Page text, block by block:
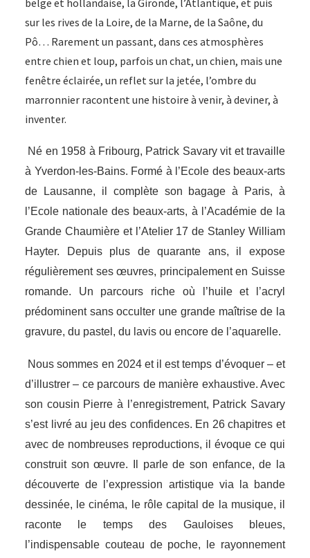
belge et hollandaise, la Gironde, l’Atlantique, et puis
sur les rives de la Loire, de la Marne, de la Saône, du
Pô… Rarement un passant, dans ces atmosphères
entre chien et loup, parfois un chat, un chien, mais une
fenêtre éclairée, un reflet sur la jetée, l’ombre du
marronnier racontent une histoire à venir, à deviner, à
inventer.
Né en 1958 à Fribourg, Patrick Savary vit et travaille
à Yverdon-les-Bains. Formé à l’Ecole des beaux-arts
de Lausanne, il complète son bagage à Paris, à
l’Ecole nationale des beaux-arts, à l’Académie de la
Grande Chaumière et l’Atelier 17 de Stanley William
Hayter. Depuis plus de quarante ans, il expose
régulièrement ses œuvres, principalement en Suisse
romande. Un parcours riche où l’huile et l’acryl
prédominent sans occulter une grande maîtrise de la
gravure, du pastel, du lavis ou encore de l’aquarelle.
Nous sommes en 2024 et il est temps d’évoquer – et
d’illustrer – ce parcours de manière exhaustive. Avec
son cousin Pierre à l’enregistrement, Patrick Savary
s’est livré au jeu des confidences. En 26 chapitres et
avec de nombreuses reproductions, il évoque ce qui
construit son œuvre. Il parle de son enfance, de la
découverte de l’expression artistique via la bande
dessinée, le cinéma, le rôle capital de la musique, il
raconte le temps des Gauloises bleues,
l’indispensable couteau de poche, le rayonnement